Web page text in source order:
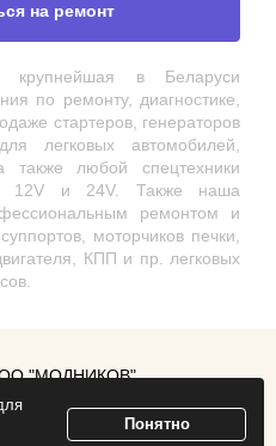
на ремонт
в Беларуси
по ремонту, диагностике,
стартеров, генераторов
легковых автомобилей,
также любой спецтехники
12V и 24V. Также наша
ремонтом и
моторчиков печки,
КПП и пр. легковых
"МОДНИКОВ"
ZmitroC.byПонятно